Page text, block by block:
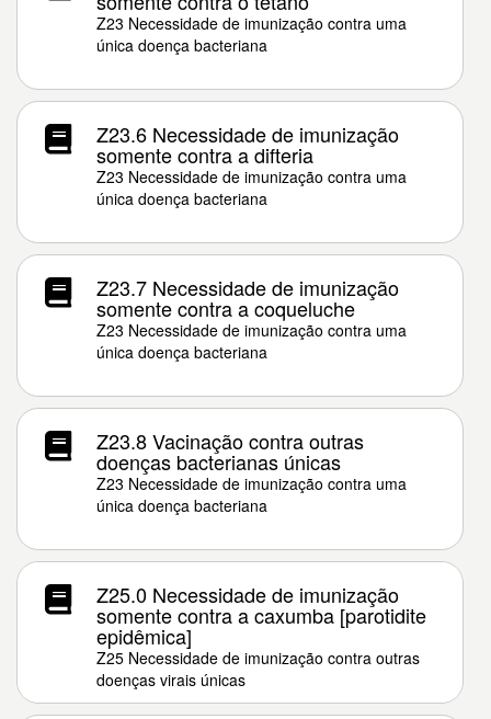
Z23 Necessidade de imunização contra uma
única doença bacteriana
Z23.6 Necessidade de imunização
somente contra a difteria
Z23 Necessidade de imunização contra uma
única doença bacteriana
Z23.7 Necessidade de imunização
somente contra a coqueluche
Z23 Necessidade de imunização contra uma
única doença bacteriana
Z23.8 Vacinação contra outras
doenças bacterianas únicas
Z23 Necessidade de imunização contra uma
única doença bacteriana
Z25.0 Necessidade de imunização
somente contra a caxumba [parotidite
epidêmica]
Z25 Necessidade de imunização contra outras
doenças virais únicas